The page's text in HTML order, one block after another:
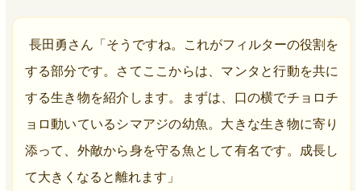
長田勇さん「そうですね。これがフィルターの役割を
する部分です。さてここからは、マンタと行動を共に
する生き物を紹介します。まずは、口の横でチョロチ
ョロ動いているシマアジの幼魚。大きな生き物に寄り
添って、外敵から身を守る魚として有名です。成長し
て大きくなると離れます」